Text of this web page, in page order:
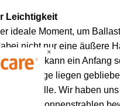
Leichtigkeit
ideale Moment, um
nicht nur eine äußere
Schrank kann ein Anfang
die lange liegen
Rolle. Wir haben
×